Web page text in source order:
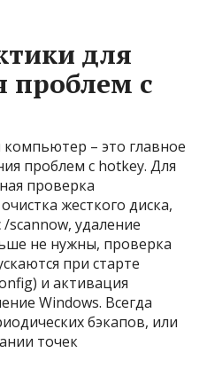
для
проблем с
– это главное
проблем с hotkey. Для
проверка
жесткого диска,
scannow, удаление
не нужны, проверка
при старте
и активация
Windows. Всегда
бэкапов, или
точек